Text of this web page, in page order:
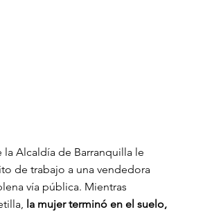
la Alcaldía de Barranquilla le
de trabajo a una vendedora
vía pública. Mientras
la mujer terminó en el suelo,